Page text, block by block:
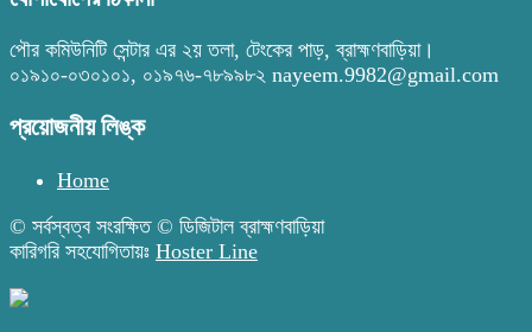
পৌর কমিউনিটি সেন্টার এর ২য় তলা, টেংকের পাড়, ব্রাহ্মণবাড়িয়া।
০১৯১০-০৩০১০১, ০১৯৭৬-৭৮৯৯৮২ nayeem.9982@gmail.com
প্রয়োজনীয় লিঙ্ক
Home
© সর্বস্বত্ব সংরক্ষিত © ডিজিটাল ব্রাহ্মণবাড়িয়া
কারিগরি সহযোগিতায়ঃ Hoster Line